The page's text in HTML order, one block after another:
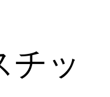
チッ